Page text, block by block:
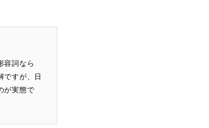
容詞なら
ですが、日
が実態で